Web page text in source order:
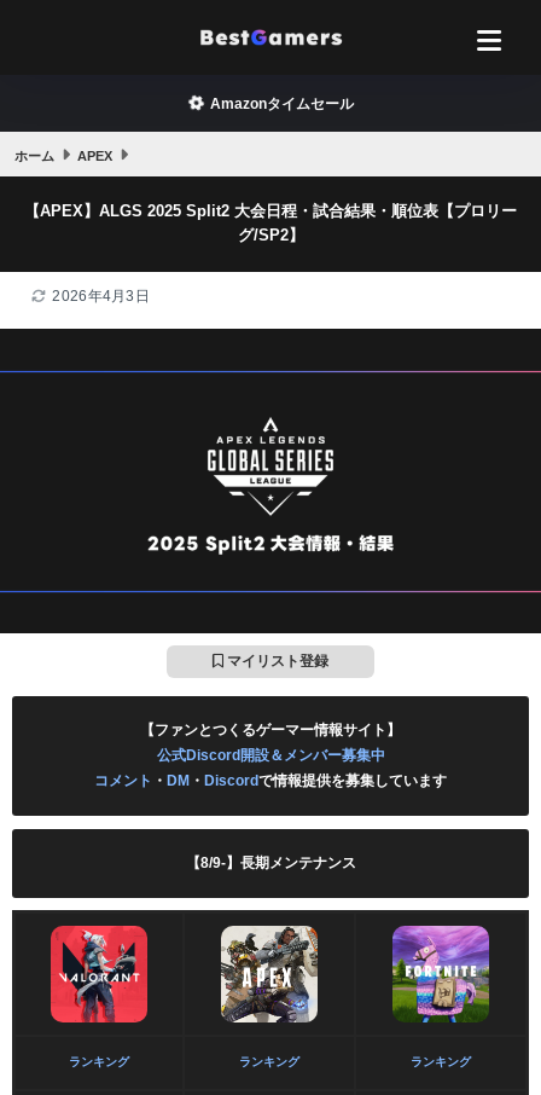
Amazonタイムセール
ホーム APEX
【APEX】ALGS 2025 Split2 大会日程・試合結果・順位表【プロリー
グ/SP2】
2026年4月3日
マイリスト登録
【ファンとつくるゲーマー情報サイト】
公式Discord開設＆メンバー募集中
コメント ・ DM ・ Discordで情報提供を募集しています
【8/9-】長期メンテナンス
ランキング ランキング ランキング